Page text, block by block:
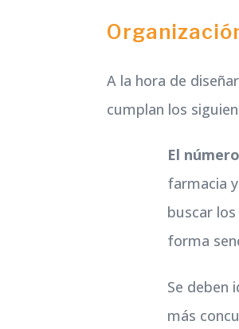
A la hora de
cumplan los
El
farmacia
buscar
forma
Se deben
más